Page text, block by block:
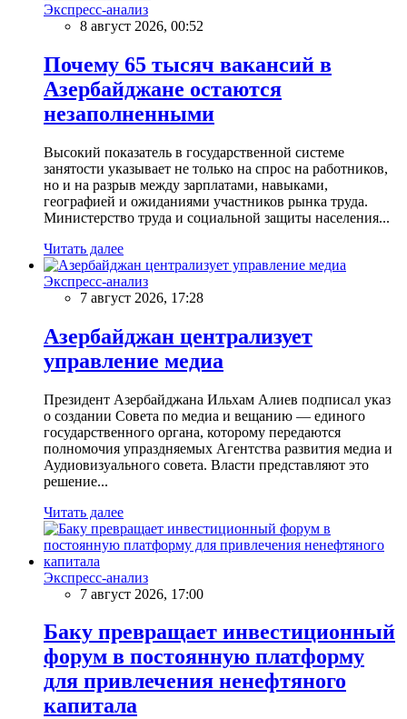
Экспресс-анализ
8 август 2026, 00:52
Почему 65 тысяч вакансий в
Азербайджане остаются
незаполненными
Высокий показатель в государственной системе
занятости указывает не только на спрос на работников,
но и на разрыв между зарплатами, навыками,
географией и ожиданиями участников рынка труда.
Министерство труда и социальной защиты населения...
Читать далее
Экспресс-анализ
7 август 2026, 17:28
Азербайджан централизует
управление медиа
Президент Азербайджана Ильхам Алиев подписал указ
о создании Совета по медиа и вещанию — единого
государственного органа, которому передаются
полномочия упраздняемых Агентства развития медиа и
Аудиовизуального совета. Власти представляют это
решение...
Читать далее
Экспресс-анализ
7 август 2026, 17:00
Баку превращает инвестиционный
форум в постоянную платформу
для привлечения ненефтяного
капитала